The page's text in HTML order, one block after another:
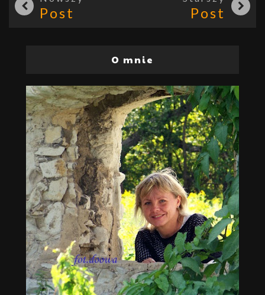
Post Post
O mnie